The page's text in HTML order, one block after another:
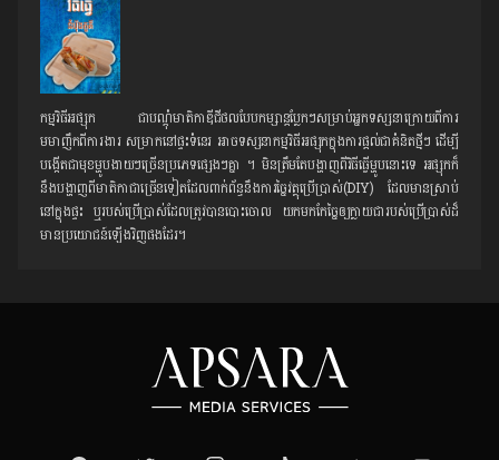
កម្មវិធីអផ្សុក ជាបណ្ដុំមាតិកាឌីជីថលបែបកម្សាន្ដប្លែកៗសម្រាប់អ្នកទស្សនាក្រោយពីការ
មមាញឹកពីការងារ សម្រាកនៅផ្ទះទំនេរ អាចទស្សនាកម្មវិធីអផ្សុកក្នុងការផ្ដល់ជាគំនិតថ្មីៗ ដើម្បី
បង្កើតជាមុខម្ហូបងាយៗច្រើនប្រភេទផ្សេងៗគ្នា ។ មិនត្រឹមតែបង្ហាញពីវិធីធ្វើម្ហូបនោះទេ អផ្សុកក៏
នឹងបង្ហាញពីមាតិកាជាច្រើនទៀតដែលពាក់ព័ន្ធនឹងការច្នៃវត្ថុប្រើប្រាស់(DIY) ដែលមានស្រាប់
នៅក្នុងផ្ទះ ឬរបស់ប្រើប្រាស់ដែលត្រូវបានបោះចោល យកមកកែច្នៃឲ្យក្លាយជារបស់ប្រើប្រាស់ដ៏
មានប្រយោជន៍ឡើងវិញផងដែរ។